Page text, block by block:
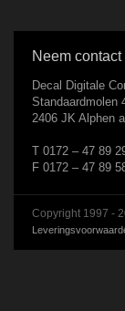
Neem contact
Decal Digitale
Standaardmolen
2406 JK Alphen
T 0172 – 47 89
F 0172 – 47 89
Copyright 1997 -